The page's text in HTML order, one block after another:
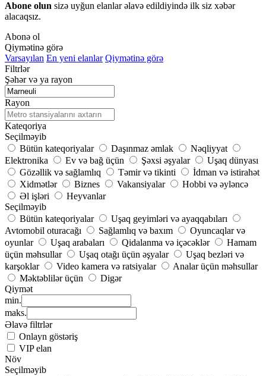
Abone olun sizə uyğun elanlar əlavə edildiyində ilk siz xəbər
alacaqsız.
Abonə ol
Qiymətinə görə
Varsayılan En yeni elanlar Qiymətinə görə
Filtrlər
Şəhər və ya rayon
Rayon
Kateqoriya
Seçilməyib
Bütün kateqoriyalar
Daşınmaz əmlak
Nəqliyyat
Elektronika
Ev və bağ üçün Şəxsi əşyalar
Uşaq dünyası
Gözəllik və sağlamlıq
Təmir və tikinti
İdman və istirahət
Xidmətlər
Biznes Vakansiyalar
Hobbi və əyləncə
Əl işləri
Heyvanlar
Seçilməyib
Bütün kateqoriyalar
Uşaq geyimləri və ayaqqabıları
Avtomobil oturacağı
Sağlamlıq və baxım
Oyuncaqlar və
oyunlar
Uşaq arabaları Qidalanma və içəcəklər
Hamam
üçün məhsullar
Uşaq otağı üçün əşyalar
Uşaq bezləri və
karşoklar
Video kamera və ratsiyalar
Analar üçün məhsullar
Məktəblilər üçün
Digər
Qiymət
min.
maks.
Əlavə filtrlər
Onlayn göstəriş
VIP elan
Növ
Seçilməyib